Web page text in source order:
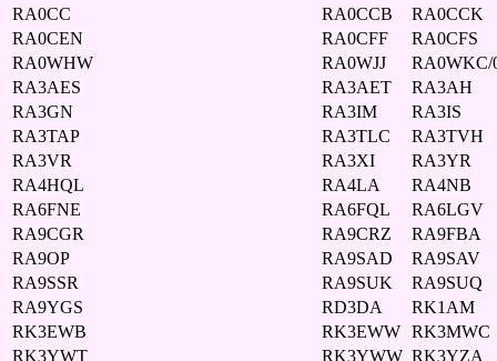
RA0CC
RA0CCB
RA0CCK
RA0CEN
RA0CFF
RA0CFS
RA0WHW
RA0WJJ
RA0WKC/
RA3AES
RA3AET
RA3AH
RA3GN
RA3IM
RA3IS
RA3TAP
RA3TLC
RA3TVH
RA3VR
RA3XI
RA3YR
RA4HQL
RA4LA
RA4NB
RA6FNE
RA6FQL
RA6LGV
RA9CGR
RA9CRZ
RA9FBA
RA9OP
RA9SAD
RA9SAV
RA9SSR
RA9SUK
RA9SUQ
RA9YGS
RD3DA
RK1AM
RK3EWB
RK3EWW RK3MWC
RK3YWT
RK3YWW RK3YZA